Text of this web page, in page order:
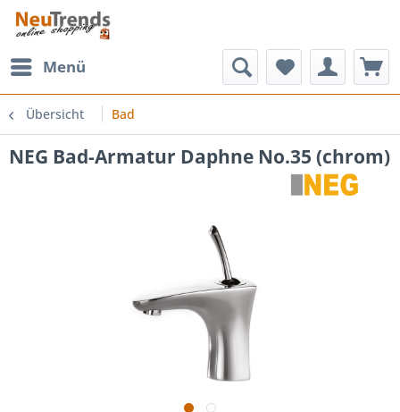
Menü
Übersicht Bad
NEG Bad-Armatur Daphne No.35 (chrom)